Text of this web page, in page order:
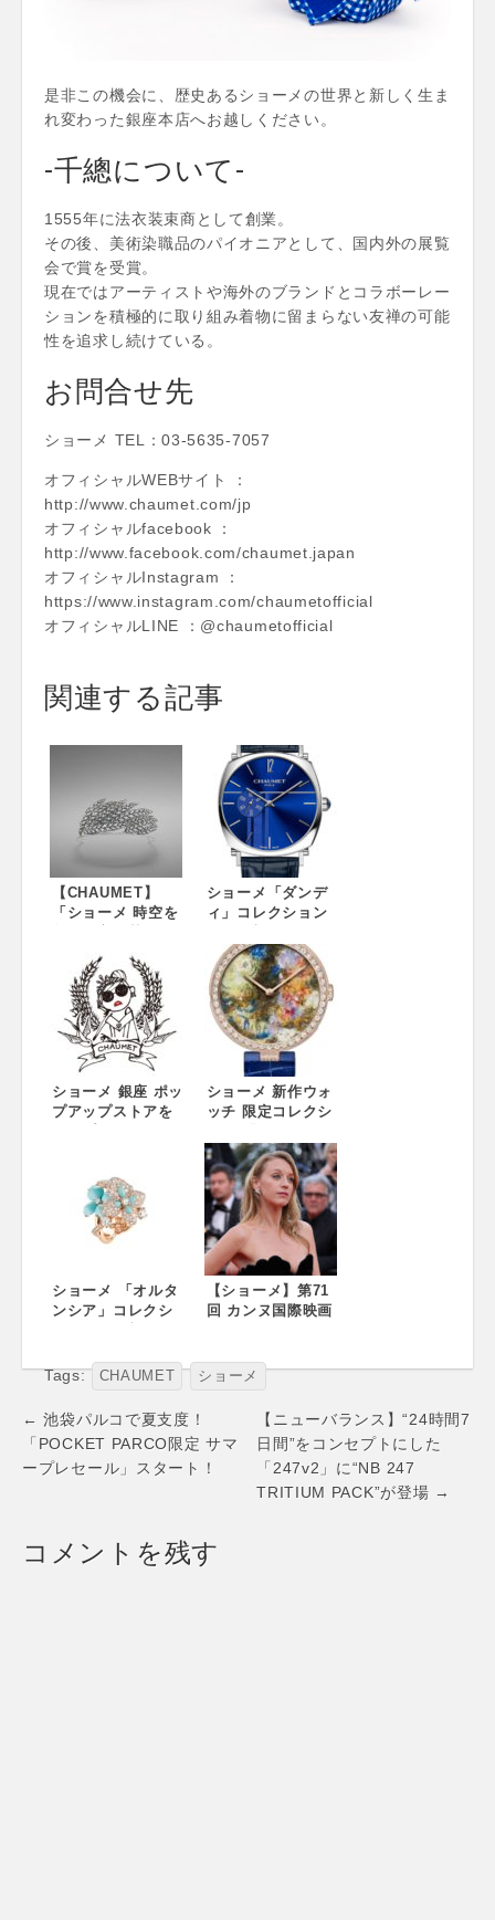
是非この機会に、歴史あるショーメの世界と新しく生ま
れ変わった銀座本店へお越しください。
-千總について-
1555年に法衣装束商として創業。
その後、美術染職品のパイオニアとして、国内外の展覧
会で賞を受賞。
現在ではアーティストや海外のブランドとコラボーレー
ションを積極的に取り組み着物に留まらない友禅の可能
性を追求し続けている。
お問合せ先
ショーメ TEL：03-5635-7057
オフィシャルWEBサイト ：
http://www.chaumet.com/jp
オフィシャルfacebook ：
http://www.facebook.com/chaumet.japan
オフィシャルInstagram ：
https://www.instagram.com/chaumetofficial
オフィシャルLINE ：@chaumetofficial
関連する記事
【CHAUMET】
「ショーメ 時空を
世界-1780年パリに
始まるエスプリ-」
展 6月28日(木)～9
月17日(月・祝) 三
菱一号館美術館に
て開催 238年に及
ぶショーメの伝統
と歴史を紹介する
日本初の美術展を
アーカイブピース
やデザイン画な
ど、約300点を展覧
ショーメ「ダンデ
ィ」コレクション
場 スタイリッシュ
でエスプリ溢れる
男性の世界を表現
している「ダンデ
ィ」コレクション
にジュエリーのス
ピリットを表した
三つの新作が加わ
ります。
ショーメ 銀座 ポッ
プアップストアを
との出会い −
ショーメ 新作ウォ
ッチ 限定コレクシ
ール ドゥ ショー
メ」コレクション
6月2日(土) 各モデ
ル 世界5本限定発
売 6月2日(土) 各モ
デル 世界5本限定
発売
ショーメ 「オルタ
ンシア」コレクシ
チが6月登場 アジ
した人気の「オル
タンシア」コレク
ションに、新作ジ
ュエリーとウォッ
【ショーメ】第71
回 カンヌ国際映画
ニエ、アナイス・
が ショーメのジュ
エリーを着用して
出席 2018年5月8日
– 19日
Tags: CHAUMET ショーメ
Post
navigation
← 池袋パルコで夏支度！
「POCKET PARCO限定 サマ
ープレセール」スタート！
【ニューバランス】“24時間7
日間”をコンセプトにした
「247v2」に“NB 247
TRITIUM PACK”が登場 →
コメントを残す